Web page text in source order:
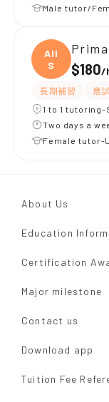
Male tutor/
All
S
$180/
長期補習 應
1 to 1 tutoring-
Two days a
Female tutor-
About Us
Education
Certification
Major milestone
Contact us
Download app
Tuition Fee